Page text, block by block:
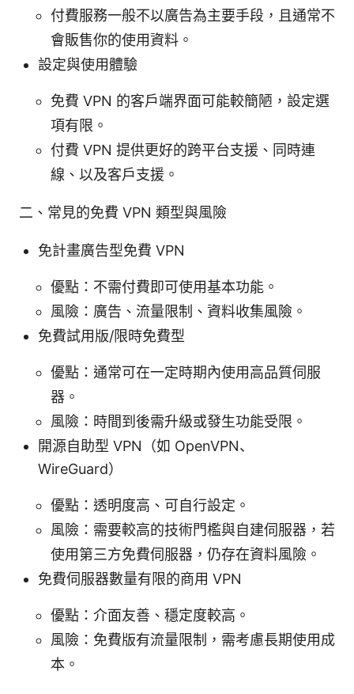
付費服務一般不以廣告為主要手段，且通常不
會販售你的使用資料。
設定與使用體驗
免費 VPN 的客戶端界面可能較簡陋，設定選
項有限。
付費 VPN 提供更好的跨平台支援、同時連
線、以及客戶支援。
二、常見的免費 VPN 類型與風險
免計畫廣告型免費 VPN
優點：不需付費即可使用基本功能。
風險：廣告、流量限制、資料收集風險。
免費試用版/限時免費型
優點：通常可在一定時期內使用高品質伺服
器。
風險：時間到後需升級或發生功能受限。
開源自助型 VPN（如 OpenVPN、
WireGuard）
優點：透明度高、可自行設定。
風險：需要較高的技術門檻與自建伺服器，若
使用第三方免費伺服器，仍存在資料風險。
免費伺服器數量有限的商用 VPN
優點：介面友善、穩定度較高。
風險：免費版有流量限制，需考慮長期使用成
本。